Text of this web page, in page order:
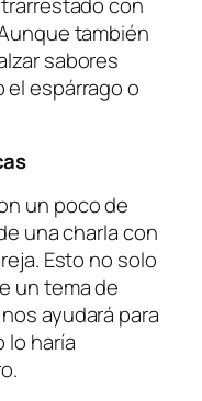
con
también
sabores
el espárrago o
un poco de
una charla con
Esto no solo
un tema de
ayudará para
lo haría